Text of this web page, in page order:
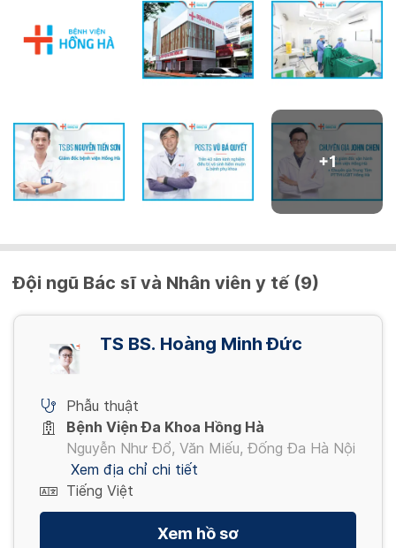
+1
Đội ngũ Bác sĩ và Nhân viên y tế (9)
TS BS. Hoàng Minh Đức
Phẫu thuật
Bệnh Viện Đa Khoa Hồng Hà
Nguyễn Như Đổ, Văn Miếu, Đống Đa Hà Nội
Xem địa chỉ chi tiết
Tiếng Việt
Xem hồ sơ